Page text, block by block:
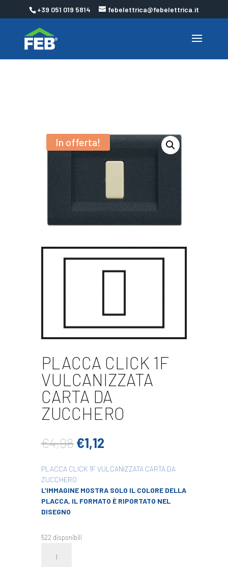
+39 051 019 5814 febelettrica@febelettrica.it
In offerta!
PLACCA CLICK 1F
VULCANIZZATA
CARTA DA
ZUCCHERO
€4,98 Il
prezzo
originale
era:
€4,98.
€1,12Il
prezzo
attuale
è:
€1,12.
PLACCA CLICK 1F VULCANIZZATA CARTA DA
ZUCCHERO
L’IMMAGINE MOSTRA SOLO IL COLORE DELLA
PLACCA, IL FORMATO È RIPORTATO NEL
DISEGNO
522 disponibili
CLICK